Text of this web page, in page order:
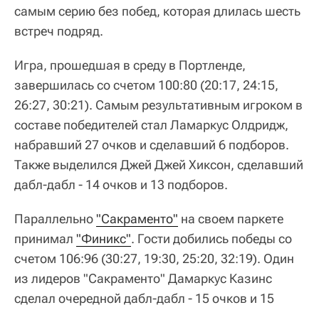
самым серию без побед, которая длилась шесть
встреч подряд.
Игра, прошедшая в среду в Портленде,
завершилась со счетом 100:80 (20:17, 24:15,
26:27, 30:21). Самым результативным игроком в
составе победителей стал Ламаркус Олдридж,
набравший 27 очков и сделавший 6 подборов.
Также выделился Джей Джей Хиксон, сделавший
дабл-дабл - 14 очков и 13 подборов.
Параллельно"Сакраменто" на своем паркете
принимал "Финикс". Гости добились победы со
счетом 106:96 (30:27, 19:30, 25:20, 32:19). Один
из лидеров "Сакраменто" Дамаркус Казинс
сделал очередной дабл-дабл - 15 очков и 15